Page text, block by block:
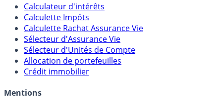
Calculateur d'intérêts
Calculette Impôts
Calculette Rachat Assurance Vie
Sélecteur d'Assurance Vie
Sélecteur d'Unités de Compte
Allocation de portefeuilles
Crédit immobilier
Mentions